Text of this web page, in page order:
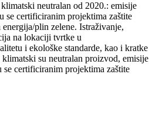
neutralan od 2020.: emisije
se certificiranim projektima zaštite
plin zelene. Istraživanje,
na lokaciji tvrtke u
i ekološke standarde, kao i kratke
su neutralan proizvod, emisije
se certificiranim projektima zaštite